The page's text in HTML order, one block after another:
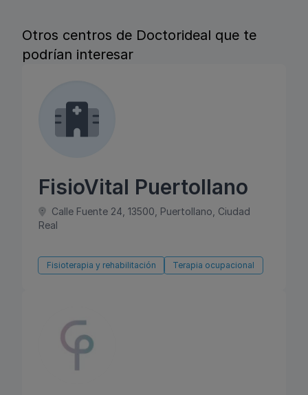
Otros centros de Doctorideal que te
podrían interesar
FisioVital Puertollano
Calle Fuente 24, 13500, Puertollano, Ciudad
Real
Fisioterapia y rehabilitación Terapia ocupacional